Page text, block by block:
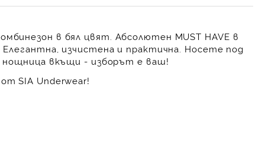
в бял цвят. Абсолютен MUST HAVE в
Елегантна, изчистена и практична. Носете под
нощница вкъщи - изборът е ваш!
SIA Underwear!